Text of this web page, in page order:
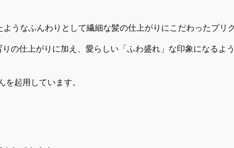
うなふんわりとして繊細な髪の仕上がりにこだわったプリ
の仕上がりに加え、愛らしい「ふわ盛れ」な印象になるよ
起用しています。